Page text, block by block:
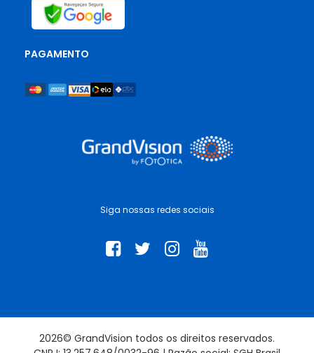
Siga nossas redes sociais
PAGAMENTO
2026© GrandVision todos os direitos reservados.